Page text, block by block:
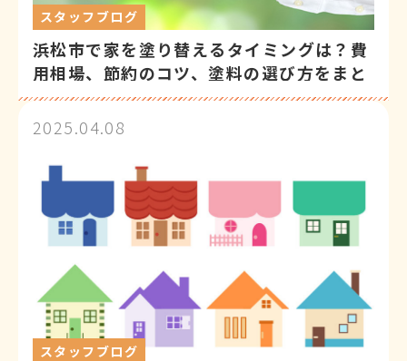
スタッフブログ
浜松市で家を塗り替えるタイミングは？費
用相場、節約のコツ、塗料の選び方をまと
めて解説！
2025.04.08
スタッフブログ